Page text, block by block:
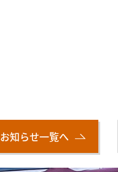
お知らせ一覧へ